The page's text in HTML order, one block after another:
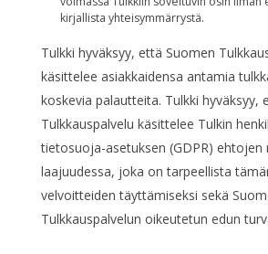
kirjallista yhteisymmärrystä.
Tulkki hyväksyy, että Suomen
käsittelee asiakkaidensa antamia
koskevia palautteita. Tulkki hyväksyy,
Tulkkauspalvelu käsittelee Tulkin
tietosuoja-asetuksen (GDPR) ehtojen
laajuudessa, joka on tarpeellista
velvoitteiden täyttämiseksi sekä
Tulkkauspalvelun oikeutetun edun